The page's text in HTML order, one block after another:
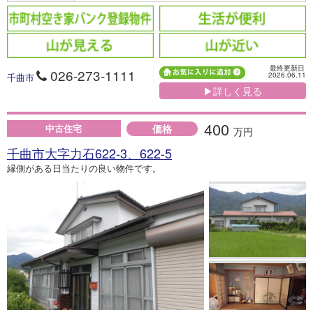
千曲市 026-273-1111 最終更新日
2026.06.11
▶詳しく見る
中古住宅 価格 400 万円
千曲市大字力石622-3、622-5
縁側がある日当たりの良い物件です。